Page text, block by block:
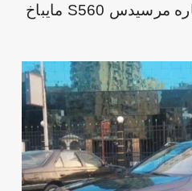
تأجير أفخم و أحدث سياره مرسيدس S560 مايباخ